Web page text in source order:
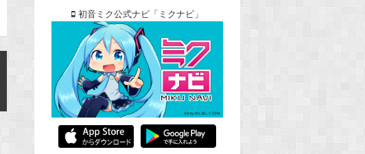
初音ミク公式ナビ「ミクナビ」